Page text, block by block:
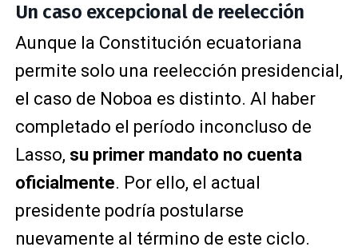
Un caso excepcional de reelección
Aunque la Constitución ecuatoriana
permite solo una reelección presidencial,
el caso de Noboa es distinto. Al haber
completado el período inconcluso de
Lasso, su primer mandato no cuenta
oficialmente. Por ello, el actual
presidente podría postularse
nuevamente al término de este ciclo.